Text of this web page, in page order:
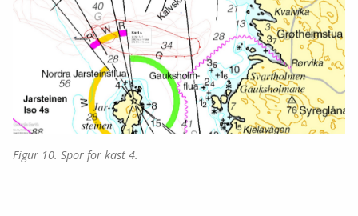
Figur 10. Spor for kast 4.